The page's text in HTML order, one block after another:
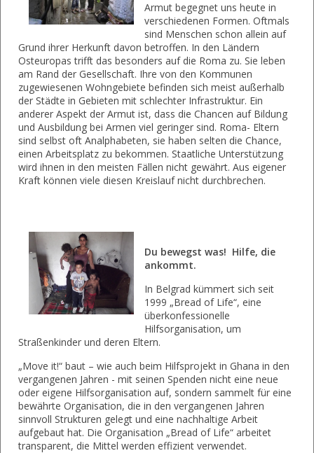
Armut begegnet uns heute in
verschiedenen Formen. Oftmals
sind Menschen schon allein auf
Grund ihrer Herkunft davon betroffen. In den Ländern
Osteuropas trifft das besonders auf die Roma zu. Sie leben
am Rand der Gesellschaft. Ihre von den Kommunen
zugewiesenen Wohngebiete befinden sich meist außerhalb
der Städte in Gebieten mit schlechter Infrastruktur. Ein
anderer Aspekt der Armut ist, dass die Chancen auf Bildung
und Ausbildung bei Armen viel geringer sind. Roma- Eltern
sind selbst oft Analphabeten, sie haben selten die Chance,
einen Arbeitsplatz zu bekommen. Staatliche Unterstützung
wird ihnen in den meisten Fällen nicht gewährt. Aus eigener
Kraft können viele diesen Kreislauf nicht durchbrechen.
Du bewegst was! Hilfe, die
ankommt.
In Belgrad kümmert sich seit
1999 „Bread of Life“, eine
überkonfessionelle
Hilfsorganisation, um
Straßenkinder und deren Eltern.
„Move it!“ baut – wie auch beim Hilfsprojekt in Ghana in den
vergangenen Jahren - mit seinen Spenden nicht eine neue
oder eigene Hilfsorganisation auf, sondern sammelt für eine
bewährte Organisation, die in den vergangenen Jahren
sinnvoll Strukturen gelegt und eine nachhaltige Arbeit
aufgebaut hat. Die Organisation „Bread of Life“ arbeitet
transparent, die Mittel werden effizient verwendet.